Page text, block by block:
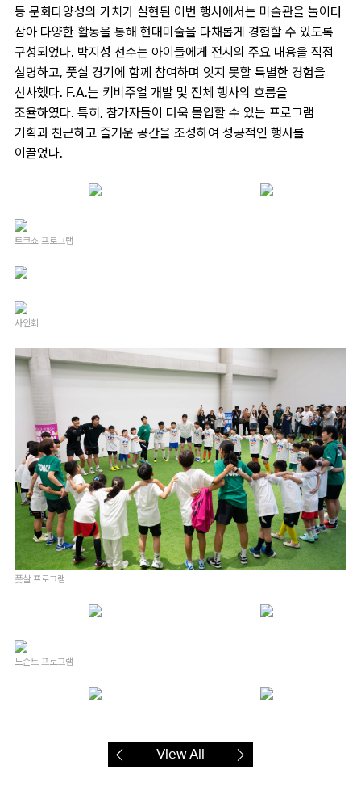
등 문화다양성의 가치가 실현된 이번 행사에서는 미술관을 놀이터
삼아 다양한 활동을 통해 현대미술을 다채롭게 경험할 수 있도록
구성되었다. 박지성 선수는 아이들에게 전시의 주요 내용을 직접
설명하고, 풋살 경기에 함께 참여하며 잊지 못할 특별한 경험을
선사했다. F.A.는 키비주얼 개발 및 전체 행사의 흐름을
조율하였다. 특히 , 참가자들이 더욱 몰입할 수 있는 프로그램
기획과 친근하고 즐거운 공간을 조성하여 성공적인 행사를
이끌었다.
토크쇼 프로그램
사인회
풋살 프로그램
도슨트 프로그램
View All